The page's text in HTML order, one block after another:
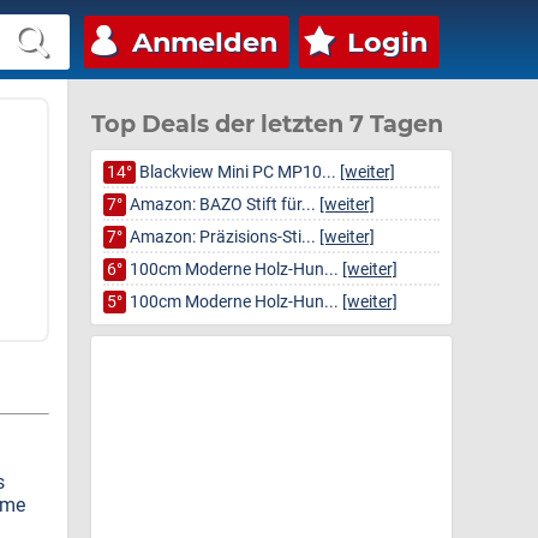
Anmelden Login
Top Deals der letzten 7 Tagen
14° Blackview Mini PC MP10... [weiter]
7° Amazon: BAZO Stift für... [weiter]
7° Amazon: Präzisions-Sti... [weiter]
6° 100cm Moderne Holz-Hun... [weiter]
5° 100cm Moderne Holz-Hun... [weiter]